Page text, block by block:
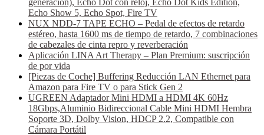
generación), Echo Dot con reloj, Echo Dot Kids Edition,
Echo Show 5, Echo Spot, Fire TV
NUX NDD-7 TAPE ECHO – Pedal de efectos de retardo
estéreo, hasta 1600 ms de tiempo de retardo, 7 combinaciones
de cabezales de cinta repro y reverberación
Aplicación LINA Art Therapy – Plan Premium: suscripción
de por vida
[Piezas de Coche] Buffering Reducción LAN Ethernet para
Amazon para Fire TV o para Stick Gen 2
UGREEN Adaptador Mini HDMI a HDMI 4K 60Hz
18Gbps,Aluminio Bidireccional Cable Mini HDMI Hembra
Soporte 3D, Dolby Vision, HDCP 2.2, Compatible con
Cámara Portátil